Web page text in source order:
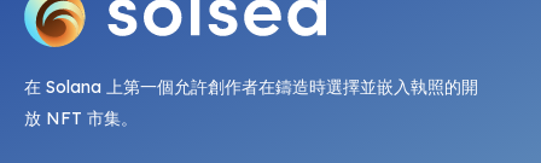
在 Solana 上第一個允許創作者在鑄造時選擇並嵌入執照的開
放 NFT 市集。